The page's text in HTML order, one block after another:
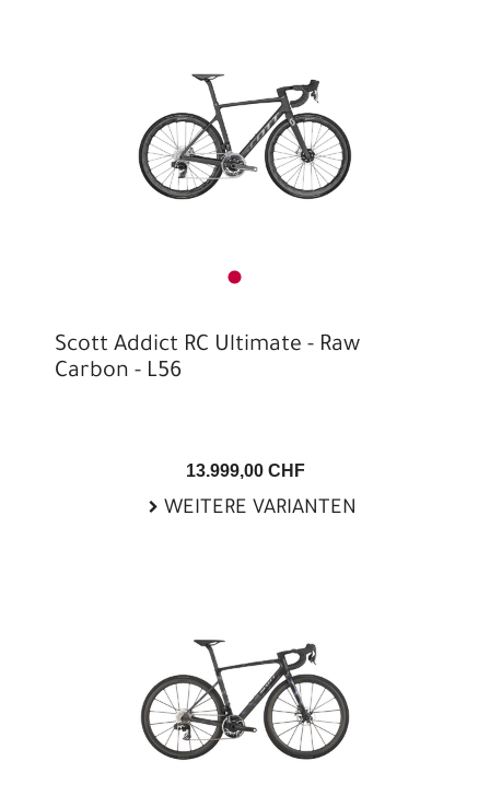
Scott Addict RC Ultimate - Raw
Carbon - L56
13.999,00 CHF
WEITERE VARIANTEN